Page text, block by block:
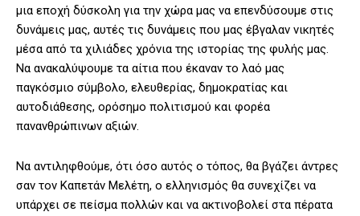
μια εποχή δύσκολη για την χώρα μας να επενδύσουμε στις
δυνάμεις μας, αυτές τις δυνάμεις που μας έβγαλαν νικητές
μέσα από τα χιλιάδες χρόνια της ιστορίας της φυλής μας.
Να ανακαλύψουμε τα αίτια που έκαναν το λαό μας
παγκόσμιο σύμβολο, ελευθερίας, δημοκρατίας και
αυτοδιάθεσης, ορόσημο πολιτισμού και φορέα
πανανθρώπινων αξιών.
Να αντιληφθούμε, ότι όσο αυτός ο τόπος, θα βγάζει άντρες
σαν τον Καπετάν Μελέτη, ο ελληνισμός θα συνεχίζει να
υπάρχει σε πείσμα πολλών και να ακτινοβολεί στα πέρατα